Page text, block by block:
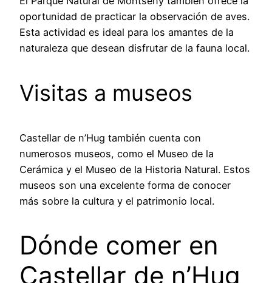
oportunidad de practicar la observación de aves.
Esta actividad es ideal para los amantes de la
naturaleza que desean disfrutar de la fauna local.
Visitas a museos
Castellar de n’Hug también cuenta con
numerosos museos, como el Museo de la
Cerámica y el Museo de la Historia Natural. Estos
museos son una excelente forma de conocer
más sobre la cultura y el patrimonio local.
Dónde comer en
Castellar de n’Hug